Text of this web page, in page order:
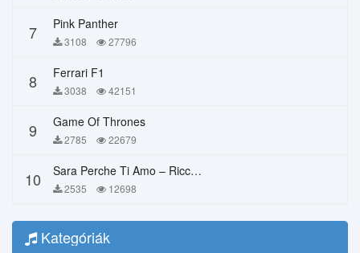
7 Pink Panther
3108 27796
8 Ferrari F1
3038 42151
9 Game Of Thrones
2785 22679
10 Sara Perche Ti Amo – Ricchi E Poveri
2535 12698
Kategóriák